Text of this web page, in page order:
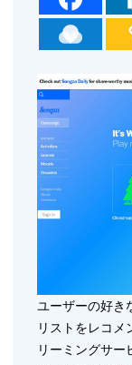
ユーザーの好き
リストをレコメ
リーミングサー